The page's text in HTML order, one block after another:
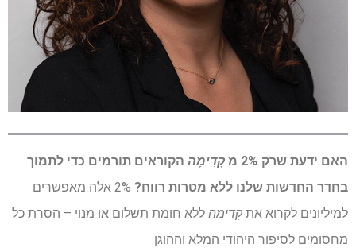
האם ידעת שרק 2% מ קָדִימָה הקוראים תורמים כדי לתמוך
בחדר החדשות שלנו ללא מטרות רווח?
2% אלה מאפשרים
למיליונים לקרוא את קָדִימָה ללא חומת תשלום או מנוי – הסרת כל
מחסומים לסיפור היהודי המלא וההוגן.